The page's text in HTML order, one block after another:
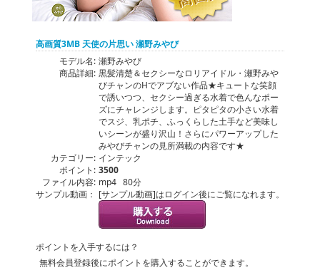
高画質3MB 天使の片思い 瀬野みやび
モデル名: 瀬野みやび
商品詳細: 黒髪清楚＆セクシーなロリアイドル・瀬野みや
びチャンのHでアブない作品★キュートな笑顔
で誘いつつ、セクシー過ぎる水着で色んなポー
ズにチャレンジします。ピタピタの小さい水着
でスジ、乳ポチ、ふっくらした土手など美味し
いシーンが盛り沢山！さらにパワーアップした
みやびチャンの見所満載の内容です★
カテゴリー: インテック
ポイント: 3500
ファイル内容: mp4 80分
サンプル動画： [サンプル動画]はログイン後にご覧になれます。
ポイントを入手するには？
無料会員登録後にポイントを購入することができます。